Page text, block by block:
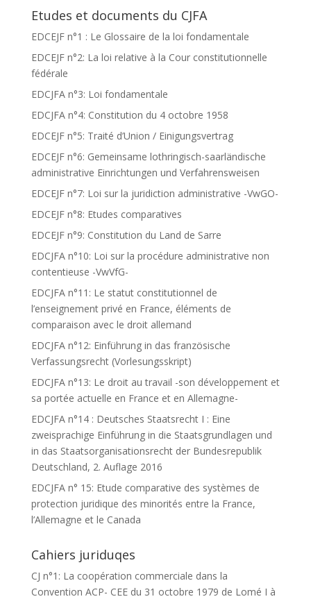
Etudes et documents du CJFA
EDCEJF n°1 : Le Glossaire de la loi fondamentale
EDCEJF n°2: La loi relative à la Cour constitutionnelle
fédérale
EDCJFA n°3: Loi fondamentale
EDCJFA n°4: Constitution du 4 octobre 1958
EDCEJF n°5: Traité d’Union / Einigungsvertrag
EDCEJF n°6: Gemeinsame lothringisch-saarländische
administrative Einrichtungen und Verfahrensweisen
EDCEJF n°7: Loi sur la juridiction administrative -VwGO-
EDCEJF n°8: Etudes comparatives
EDCEJF n°9: Constitution du Land de Sarre
EDCJFA n°10: Loi sur la procédure administrative non
contentieuse -VwVfG-
EDCJFA n°11: Le statut constitutionnel de
l’enseignement privé en France, éléments de
comparaison avec le droit allemand
EDCJFA n°12: Einführung in das französische
Verfassungsrecht (Vorlesungsskript)
EDCJFA n°13: Le droit au travail -son développement et
sa portée actuelle en France et en Allemagne-
EDCJFA n°14 : Deutsches Staatsrecht I : Eine
zweisprachige Einführung in die Staatsgrundlagen und
in das Staatsorganisationsrecht der Bundesrepublik
Deutschland, 2. Auflage 2016
EDCJFA n° 15: Etude comparative des systèmes de
protection juridique des minorités entre la France,
l’Allemagne et le Canada
Cahiers juriduqes
CJ n°1: La coopération commerciale dans la
Convention ACP- CEE du 31 octobre 1979 de Lomé I à